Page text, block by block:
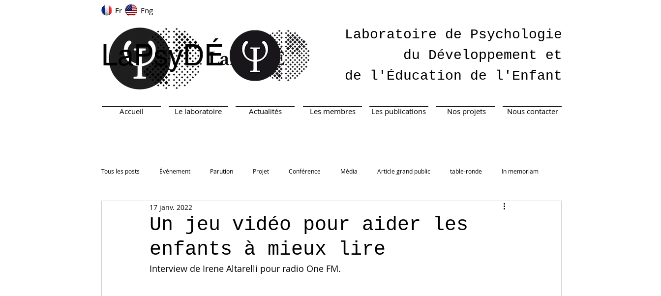
Fr Eng
Laboratoire de Psychologie
du Développement et
de l'Éducation de l'Enfant
LaPsyDÉ
Accueil Le laboratoire Les membres
Actualités Nous contacter
Nos projets
Les publications
Tous les posts Évènement Parution Projet Conférence Média Article grand public table-ronde In memoriam
TEST Prix
Un jeu vidéo pour aider les
enfants à mieux lire
17 janv. 2022
Interview de Irene Altarelli pour radio One FM.